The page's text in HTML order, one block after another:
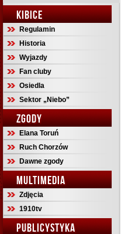
KIBICE
Regulamin
Historia
Wyjazdy
Fan cluby
Osiedla
Sektor „Niebo”
ZGODY
Elana Toruń
Ruch Chorzów
Dawne zgody
MULTIMEDIA
Zdjęcia
1910tv
PUBLICYSTYKA